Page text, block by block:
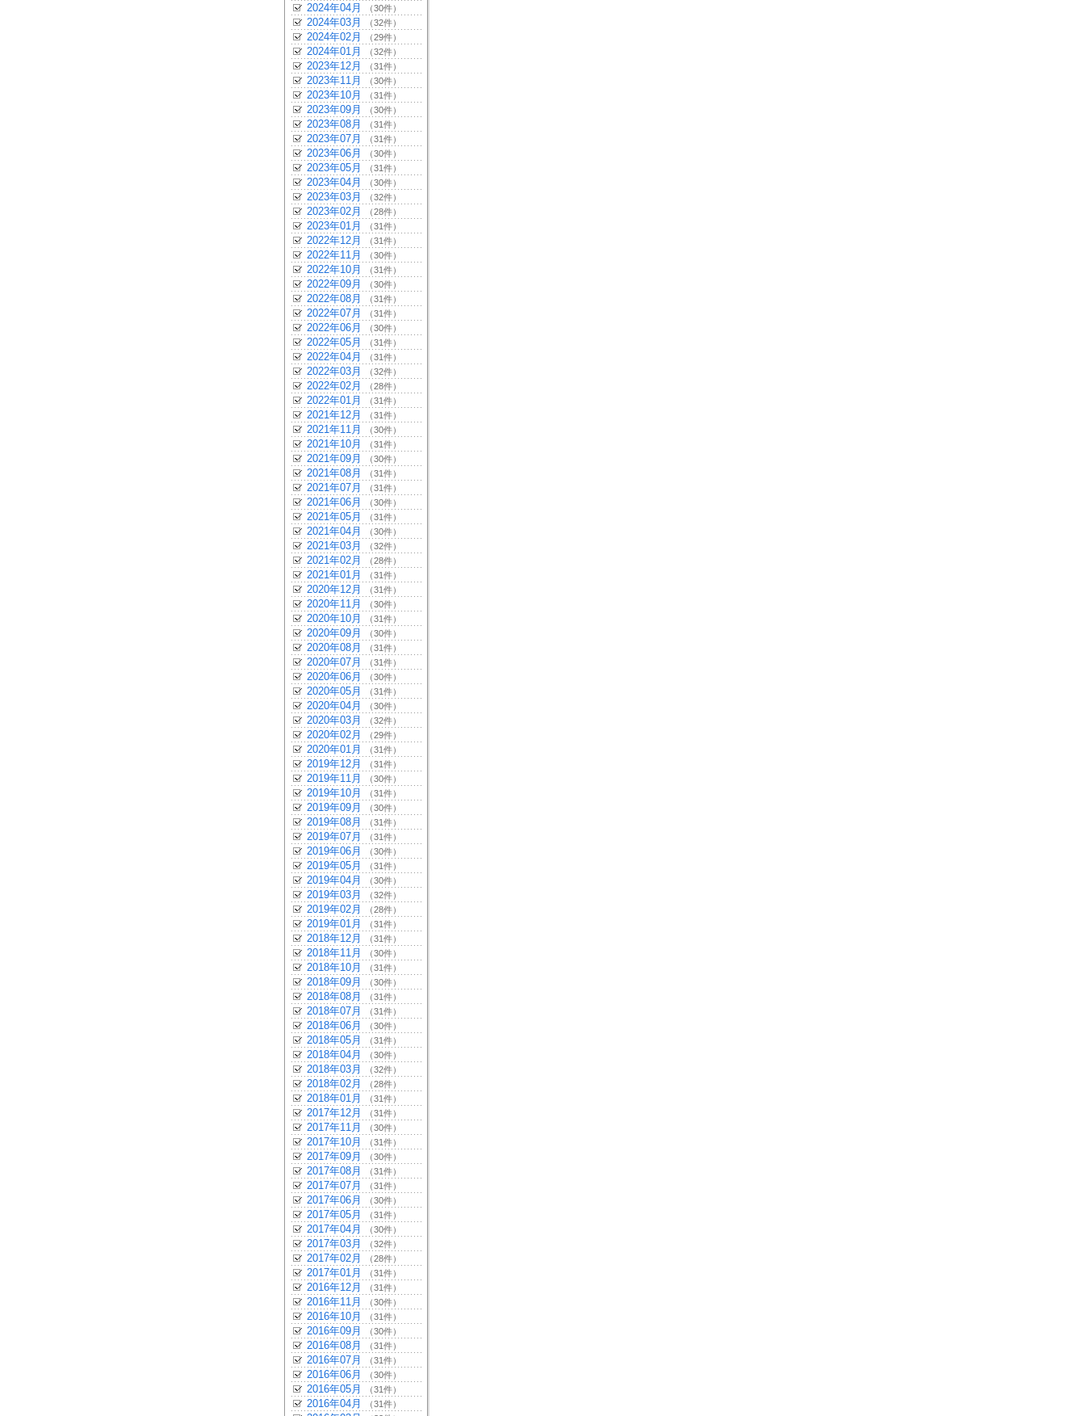
2024年04月 （30件）
2024年03月 （32件）
2024年02月 （29件）
2024年01月 （32件）
2023年12月 （31件）
2023年11月 （30件）
2023年10月 （31件）
2023年09月 （30件）
2023年08月 （31件）
2023年07月 （31件）
2023年06月 （30件）
2023年05月 （31件）
2023年04月 （30件）
2023年03月 （32件）
2023年02月 （28件）
2023年01月 （31件）
2022年12月 （31件）
2022年11月 （30件）
2022年10月 （31件）
2022年09月 （30件）
2022年08月 （31件）
2022年07月 （31件）
2022年06月 （30件）
2022年05月 （31件）
2022年04月 （31件）
2022年03月 （32件）
2022年02月 （28件）
2022年01月 （31件）
2021年12月 （31件）
2021年11月 （30件）
2021年10月 （31件）
2021年09月 （30件）
2021年08月 （31件）
2021年07月 （31件）
2021年06月 （30件）
2021年05月 （31件）
2021年04月 （30件）
2021年03月 （32件）
2021年02月 （28件）
2021年01月 （31件）
2020年12月 （31件）
2020年11月 （30件）
2020年10月 （31件）
2020年09月 （30件）
2020年08月 （31件）
2020年07月 （31件）
2020年06月 （30件）
2020年05月 （31件）
2020年04月 （30件）
2020年03月 （32件）
2020年02月 （29件）
2020年01月 （31件）
2019年12月 （31件）
2019年11月 （30件）
2019年10月 （31件）
2019年09月 （30件）
2019年08月 （31件）
2019年07月 （31件）
2019年06月 （30件）
2019年05月 （31件）
2019年04月 （30件）
2019年03月 （32件）
2019年02月 （28件）
2019年01月 （31件）
2018年12月 （31件）
2018年11月 （30件）
2018年10月 （31件）
2018年09月 （30件）
2018年08月 （31件）
2018年07月 （31件）
2018年06月 （30件）
2018年05月 （31件）
2018年04月 （30件）
2018年03月 （32件）
2018年02月 （28件）
2018年01月 （31件）
2017年12月 （31件）
2017年11月 （30件）
2017年10月 （31件）
2017年09月 （30件）
2017年08月 （31件）
2017年07月 （31件）
2017年06月 （30件）
2017年05月 （31件）
2017年04月 （30件）
2017年03月 （32件）
2017年02月 （28件）
2017年01月 （31件）
2016年12月 （31件）
2016年11月 （30件）
2016年10月 （31件）
2016年09月 （30件）
2016年08月 （31件）
2016年07月 （31件）
2016年06月 （30件）
2016年05月 （31件）
2016年04月 （31件）